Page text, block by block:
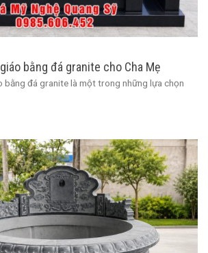
bằng đá granite cho Cha Mẹ
bằng đá granite là một trong những lựa chọn